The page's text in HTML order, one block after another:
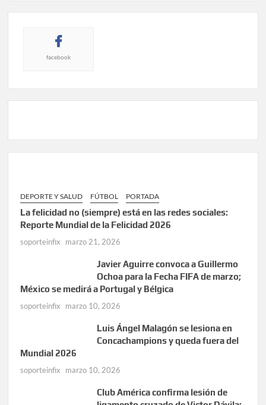
facebook
DEPORTE Y SALUD FÚTBOL PORTADA
La felicidad no (siempre) está en las redes sociales:
Reporte Mundial de la Felicidad 2026
soporteinfix marzo 21, 2026
Javier Aguirre convoca a Guillermo
Ochoa para la Fecha FIFA de marzo;
México se medirá a Portugal y Bélgica
soporteinfix marzo 10, 2026
Luis Ángel Malagón se lesiona en
Concachampions y queda fuera del
Mundial 2026
soporteinfix marzo 10, 2026
Club América confirma lesión de